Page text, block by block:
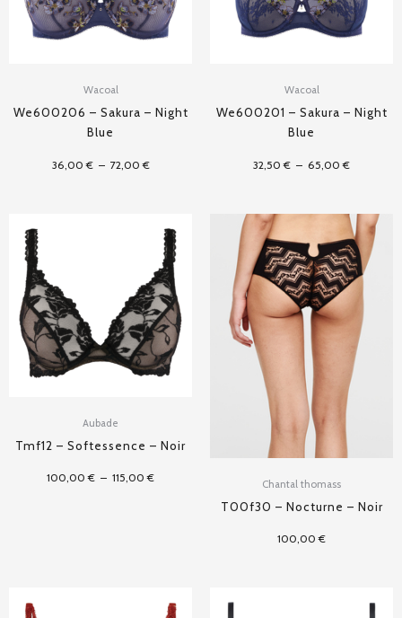
Wacoal
We600206 – Sakura – Night
Blue
36,00€ – 72,00€
Wacoal
We600201 – Sakura – Night
Blue
32,50€ – 65,00€
Aubade
Tmf12 – Softessence – Noir
100,00€ – 115,00€
de
prix :
100,00 €
à
115,00 €
Chantal thomass
T00f30 – Nocturne – Noir
100,00€